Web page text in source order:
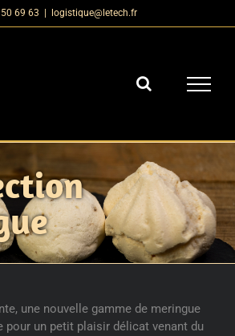
69 63 logistique@letech.fr
une nouvelle gamme de meringue
pour un petit plaisir délicat venant du